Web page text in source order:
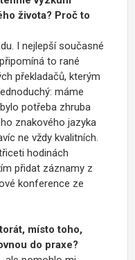
života? Proč to
I nejlepší současné
to rané
překladačů, kterým
máme
potřeba zhruba
znakového jazyka
ne vždy kvalitních.
hodinách
přidat záznamy z
konference ze
místo toho,
do praxe?